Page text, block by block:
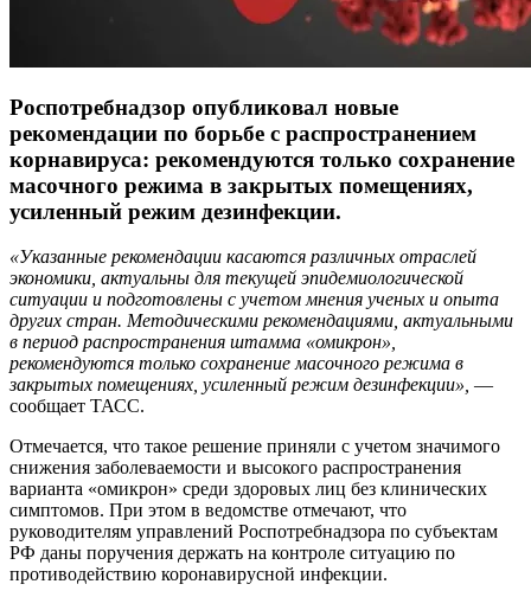
Роспотребнадзор опубликовал новые
рекомендации по борьбе с распространением
корнавируса: рекомендуются только сохранение
масочного режима в закрытых помещениях,
усиленный режим дезинфекции.
«Указанные рекомендации касаются различных отраслей
экономики, актуальны для текущей эпидемиологической
ситуации и подготовлены с учетом мнения ученых и опыта
других стран. Методическими рекомендациями, актуальными
в период распространения штамма «омикрон»,
рекомендуются только сохранение масочного режима в
закрытых помещениях, усиленный режим дезинфекции», —
сообщает ТАСС.
Отмечается, что такое решение приняли с учетом значимого
снижения заболеваемости и высокого распространения
варианта «омикрон» среди здоровых лиц без клинических
симптомов. При этом в ведомстве отмечают, что
руководителям управлений Роспотребнадзора по субъектам
РФ даны поручения держать на контроле ситуацию по
противодействию коронавирусной инфекции.